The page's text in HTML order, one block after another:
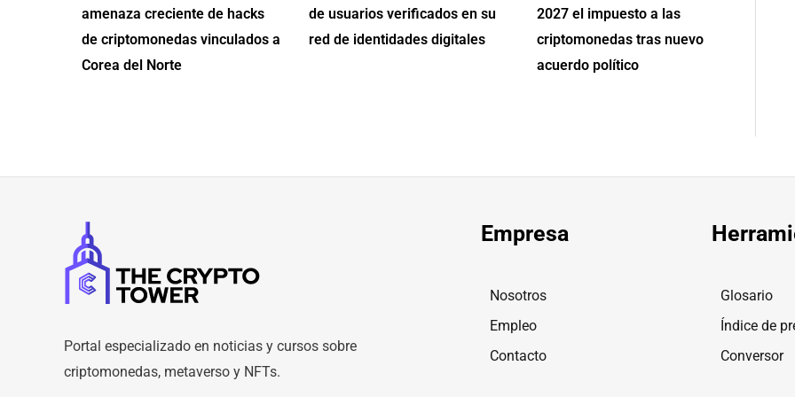
amenaza creciente de hacks
de criptomonedas vinculados a
Corea del Norte
de usuarios verificados en su
red de identidades digitales
2027 el impuesto a las
criptomonedas tras nuevo
acuerdo político
Portal especializado en noticias y cursos sobre
criptomonedas, metaverso y NFTs.
Empresa
Nosotros
Empleo
Contacto
Glosario
Índice de
Conversor